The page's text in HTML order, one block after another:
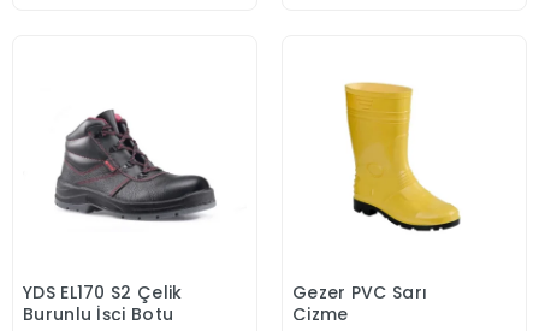
Sepete Ekle
YDS EL170 S2 Çelik
Burunlu İşçi Botu
Sepete Ekle
Gezer PVC Sarı
Çizme